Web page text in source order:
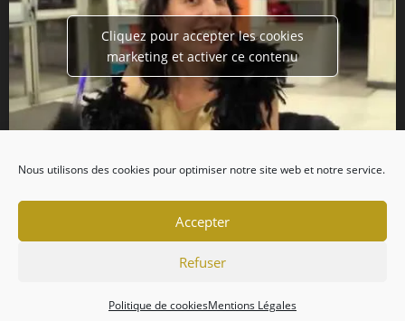
Nous utilisons des cookies pour optimiser notre site web et notre service.
Accepter
Refuser
Politique de cookiesMentions Légales
Cliquez pour accepter les cookies
marketing et activer ce contenu